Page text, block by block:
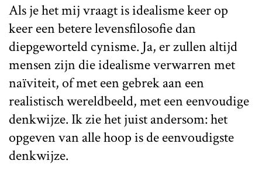
Als je het mij vraagt is idealisme keer op
keer een betere levensfilosofie dan
diepgeworteld cynisme. Ja, er zullen altijd
mensen zijn die idealisme verwarren met
naïviteit, of met een gebrek aan een
realistisch wereldbeeld, met een eenvoudige
denkwijze. Ik zie het juist andersom: het
opgeven van alle hoop is de eenvoudigste
denkwijze.